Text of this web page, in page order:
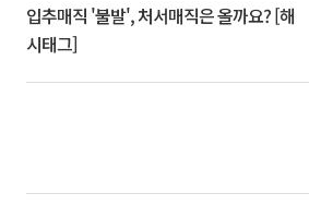
입추매직 '불발', 처서매직은 올까요? [해
시태그]